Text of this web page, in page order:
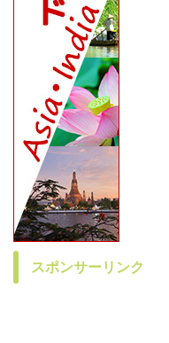
スポンサーリンク